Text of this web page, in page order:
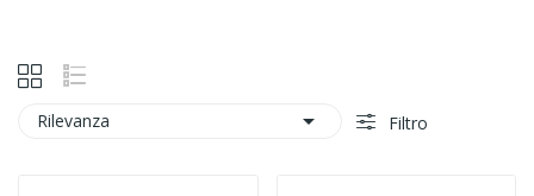
Rilevanza  Filtro